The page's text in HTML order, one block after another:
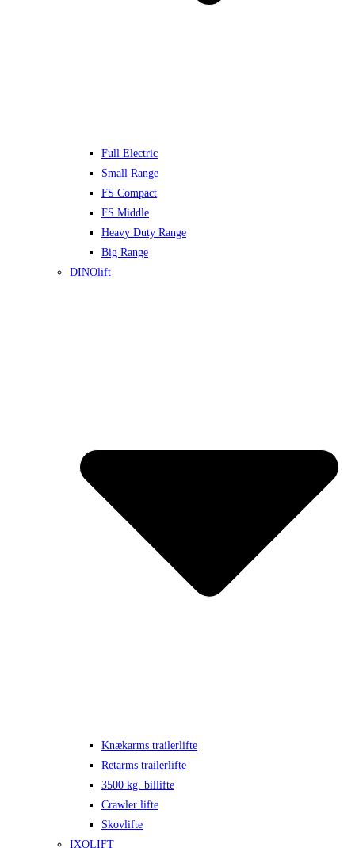
Full Electric
Small Range
FS Compact
FS Middle
Heavy Duty Range
Big Range
DINOlift
Knækarms trailerlifte
Retarms trailerlifte
3500 kg. billifte
Crawler lifte
Skovlifte
IXOLIFT